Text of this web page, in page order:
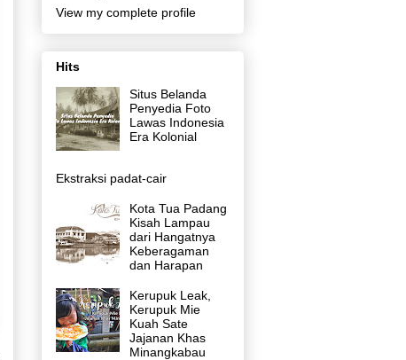
View my complete profile
Hits
Situs Belanda
Penyedia Foto
Lawas Indonesia
Era Kolonial
Ekstraksi padat-cair
Kota Tua Padang
Kisah Lampau
dari Hangatnya
Keberagaman
dan Harapan
Kerupuk Leak,
Kerupuk Mie
Kuah Sate
Jajanan Khas
Minangkabau